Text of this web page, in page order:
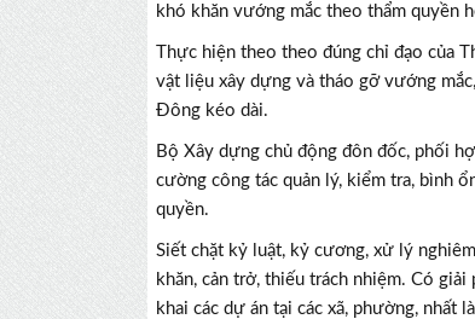
khó khăn vướng mắc theo thẩm quyền
Thực hiện theo theo đúng chỉ đạo của
vật liệu xây dựng và tháo gỡ vướng
Đông kéo dài.
Bộ Xây dựng chủ động đôn đốc, phối
cường công tác quản lý, kiểm tra, bình
quyền.
Siết chặt kỷ luật, kỷ cương, xử lý
khăn, cản trở, thiếu trách nhiệm. Có
khai các dự án tại các xã, phường, nhất